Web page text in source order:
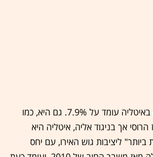
שיעור האינפלציה באיטליה עומד על 7.9%. גם היא, כמו
הרוסי אך בניגוד אליה, איטליה היא
ליציבות גוש האירו, עם יחס